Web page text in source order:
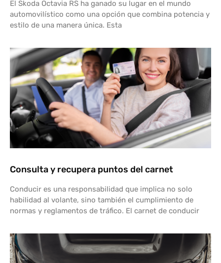
El Skoda Octavia RS ha ganado su lugar en el mundo
automovilístico como una opción que combina potencia y
estilo de una manera única. Esta
Consulta y recupera puntos del carnet
Conducir es una responsabilidad que implica no solo
habilidad al volante, sino también el cumplimiento de
normas y reglamentos de tráfico. El carnet de conducir